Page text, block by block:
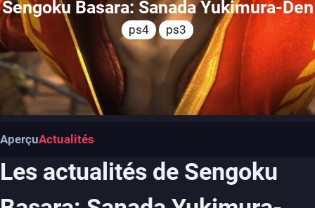
Sengoku Basara: Sanada Yukimura-Den
ps4 ps3
AperçuActualités
Les actualités de Sengoku